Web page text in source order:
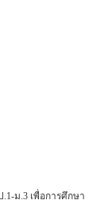
.1-ม.3 เพื่อการศึกษา